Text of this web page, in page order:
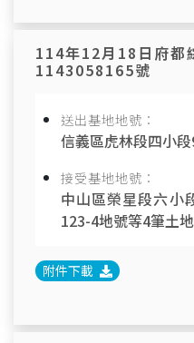
114年12月18日府都
1143058165號
送出基地地號：
信義區虎林段四小
接受基地地號：
中山區榮星段六小
123-4地號等4筆土地
附件下載